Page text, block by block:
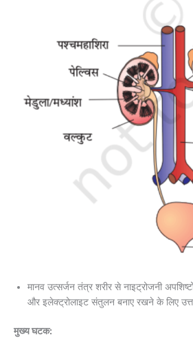
मानव उत्सर्जन तंत्र शरीर से नाइट्रोजनी
और इलेक्ट्रोलाइट संतुलन बनाए रखने के लिए
मुख्य घटक: